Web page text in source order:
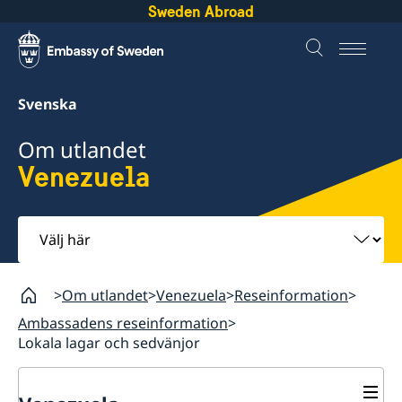
Sweden Abroad
Svenska
Om utlandet
Venezuela
Välj
här
Om utlandet Venezuela Reseinformation
Ambassadens reseinformation
Lokala lagar och sedvänjor